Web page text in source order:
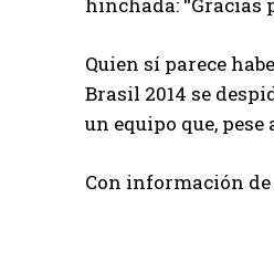
Quien sí parece
Brasil 2014 se
un equipo que,
Con información de